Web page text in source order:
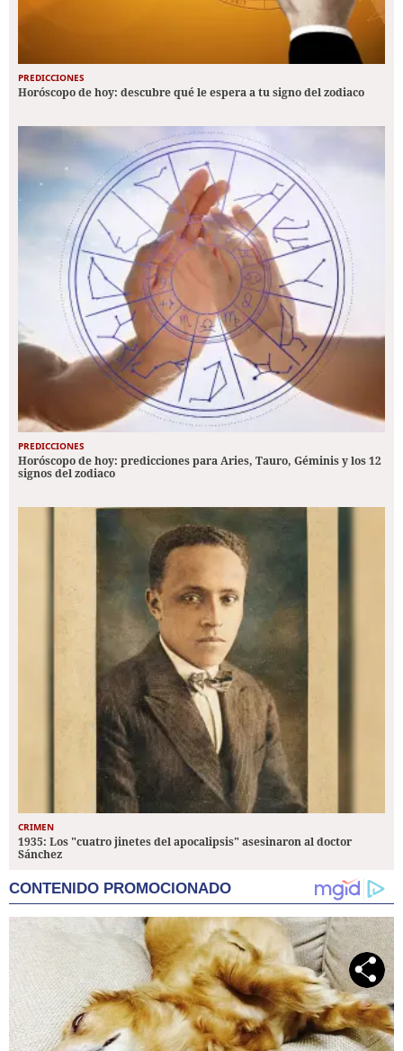
PREDICCIONES
Horóscopo de hoy: descubre qué le espera a tu signo del zodiaco
PREDICCIONES
Horóscopo de hoy: predicciones para Aries, Tauro, Géminis y los 12
signos del zodiaco
CRIMEN
1935: Los "cuatro jinetes del apocalipsis" asesinaron al doctor
Sánchez
CONTENIDO PROMOCIONADO